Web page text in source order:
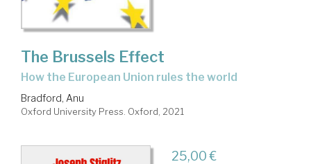
The Brussels Effect
how the European Union rules the world
Bradford, Anu
Oxford University Press. Oxford, 2021
25,00 €